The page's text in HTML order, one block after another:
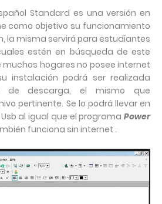
Standard es una versión en
como objetivo su funcionamiento
la misma servirá para estudiantes
estén en búsqueda de este
hogares no posee internet
instalación podrá ser realizada
descarga, el mismo que
pertinente. Se lo podrá llevar en
al igual que el programa Power
funciona sin internet .